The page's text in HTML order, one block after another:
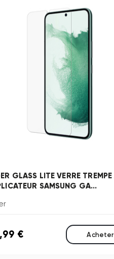
GLASS LITE VERRE TREMPE
SAMSUNG GA...
€ Acheter